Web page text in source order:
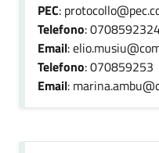
PEC:
Telefono:
Email:
Telefono: 070859253
Email: